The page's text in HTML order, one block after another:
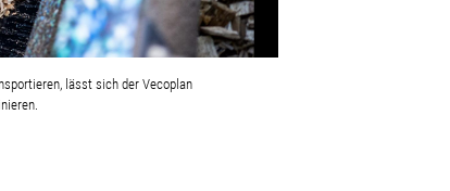
lässt sich der Vecoplan